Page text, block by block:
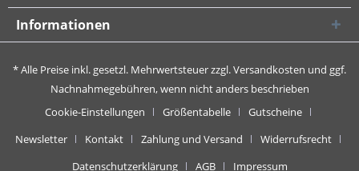
Informationen
* Alle Preise inkl. gesetzl. Mehrwertsteuer zzgl.Versandkosten und ggf.
Nachnahmegebühren, wenn nicht anders beschrieben
Cookie-Einstellungen
Größentabelle
Gutscheine
Newsletter
Kontakt Zahlung und Versand
Widerrufsrecht
Datenschutzerklärung
AGB Impressum